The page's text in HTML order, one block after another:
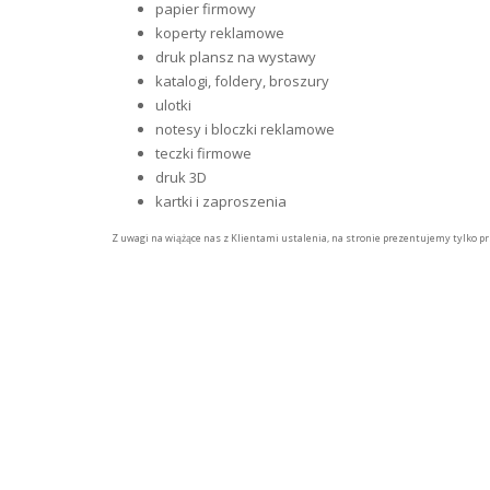
papier firmowy
koperty reklamowe
druk plansz na wystawy
katalogi, foldery, broszury
ulotki
notesy i bloczki reklamowe
teczki firmowe
druk 3D
kartki i zaproszenia
Z uwagi na wiążące nas z Klientami ustalenia, na stronie prezentujemy tylko